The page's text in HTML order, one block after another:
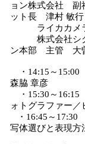
ョン株式会社 副
ット長 津村 敏行
ライカカメラ
株式会社シグ
ン本部 主管 大
・14:15～15:00
森脇 章彦
・15:30～16:15
ォトグラファー
・16:45～17:30
写体選びと表現